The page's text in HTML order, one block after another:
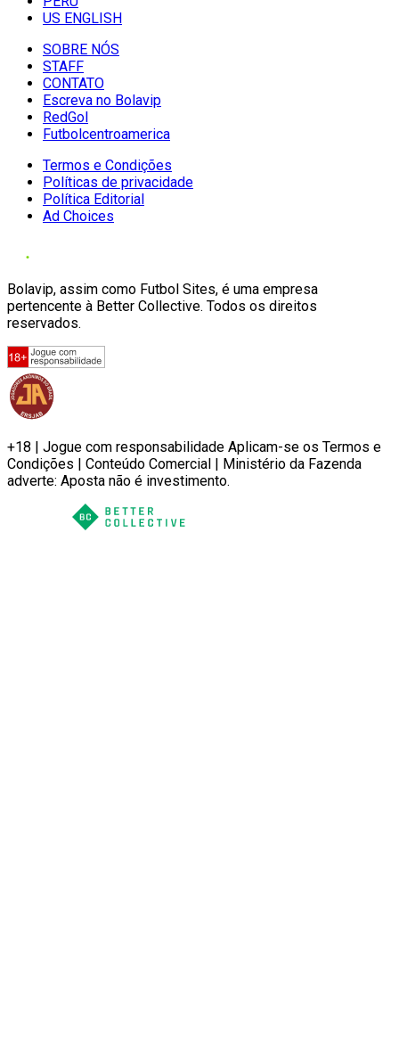
US ENGLISH
SOBRE NÓS
STAFF
CONTATO
Escreva no Bolavip
RedGol
Futbolcentroamerica
Termos e Condições
Políticas de privacidade
Política Editorial
Ad Choices
Bolavip, assim como Futbol Sites, é uma empresa
pertencente à Better Collective. Todos os direitos
reservados.
+18 | Jogue com responsabilidade Aplicam-se os Termos e
Condições | Conteúdo Comercial | Ministério da Fazenda
adverte: Aposta não é investimento.